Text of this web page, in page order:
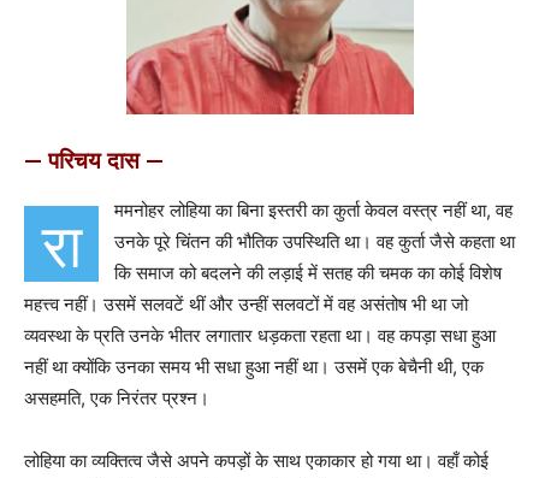
— परिचय दास —
रा
ममनोहर लोहिया का बिना इस्तरी का कुर्ता केवल वस्त्र नहीं था, वह
उनके पूरे चिंतन की भौतिक उपस्थिति था। वह कुर्ता जैसे कहता था
कि समाज को बदलने की लड़ाई में सतह की चमक का कोई विशेष
महत्त्व नहीं। उसमें सलवटें थीं और उन्हीं सलवटों में वह असंतोष भी था जो
व्यवस्था के प्रति उनके भीतर लगातार धड़कता रहता था। वह कपड़ा सधा हुआ
नहीं था क्योंकि उनका समय भी सधा हुआ नहीं था। उसमें एक बेचैनी थी, एक
असहमति, एक निरंतर प्रश्न।
लोहिया का व्यक्तित्व जैसे अपने कपड़ों के साथ एकाकार हो गया था। वहाँ कोई